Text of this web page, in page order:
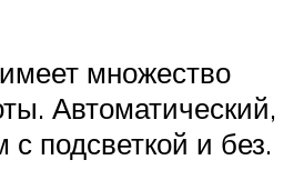
множество
Автоматический,
подсветкой и без.